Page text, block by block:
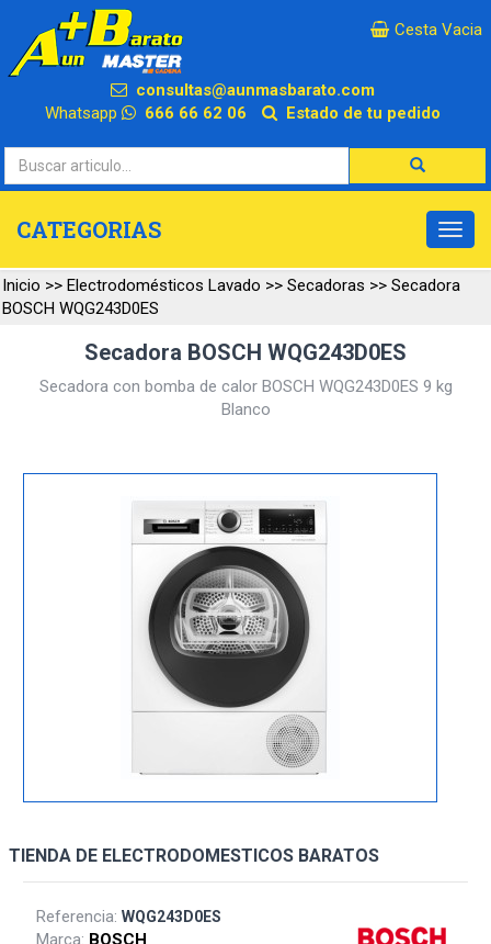
×
Cesta Vacia
consultas@aunmasbarato.com
Whatsapp
666 66 62 06 Estado de tu pedido
CATEGORIAS
Inicio >> Electrodomésticos Lavado >> Secadoras >> Secadora
BOSCH WQG243D0ES
Secadora BOSCH WQG243D0ES
Secadora con bomba de calor BOSCH WQG243D0ES 9 kg
Blanco
TIENDA DE ELECTRODOMESTICOS BARATOS
Referencia:WQG243D0ES
Marca: BOSCH